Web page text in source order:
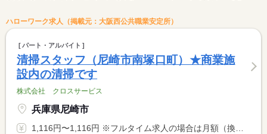
ハローワーク求人（掲載元：大阪西公共職業安定所）
パート・アルバイト
清掃スタッフ（尼崎市南塚口町）★商業施
設内の清掃です
株式会社 クロスサービス
兵庫県尼崎市
1,116円〜1,116円 ※フルタイム求人の場合は月額（換算額）、パート求人の場合は時間額を表示しています。